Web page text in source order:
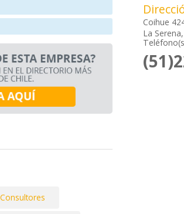
Coihue
La